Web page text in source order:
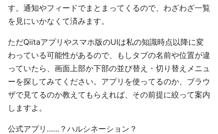
す。通知やフィードでまとまってくるので、わざわざ一覧
を見にいかなくて済みます。
ただQiitaアプリやスマホ版のUIは私の知識時点以降に変
わっている可能性があるので、もしタブの名前や位置が違
っていたら、画面上部か下部の並び替え・切り替えメニュ
ーを探してみてください。アプリを使ってるのか、ブラウ
ザで見てるのか教えてもらえれば、その前提に絞って案内
しますよ。
公式アプリ……？ハルシネーション？